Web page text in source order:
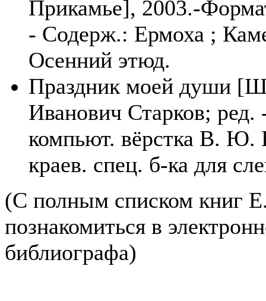
Прикамье], 2003.-
- Содерж.: Ермоха ;
Осенний этюд.
Праздник моей души
Иванович Старков;
компьют. вёрстка В.
краев. спец. б-ка для
(С полным списком книг
познакомиться в
библиографа)